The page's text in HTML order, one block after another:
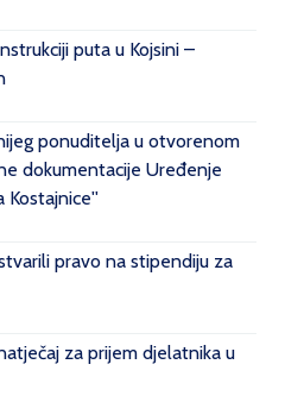
puta u Kojsini –
ponuditelja u otvorenom
dokumentacije Uređenje
Kostajnice''
pravo na stipendiju za
za prijem djelatnika u